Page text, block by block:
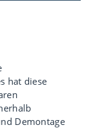
hat diese
Demontage